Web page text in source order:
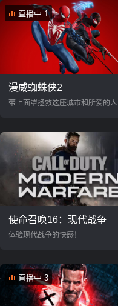
漫威蜘蛛侠2
带上面罩拯救这座城市和所爱的人
直播中 1
使命召唤16：现代战争
体验现代战争的快感！
直播中 3